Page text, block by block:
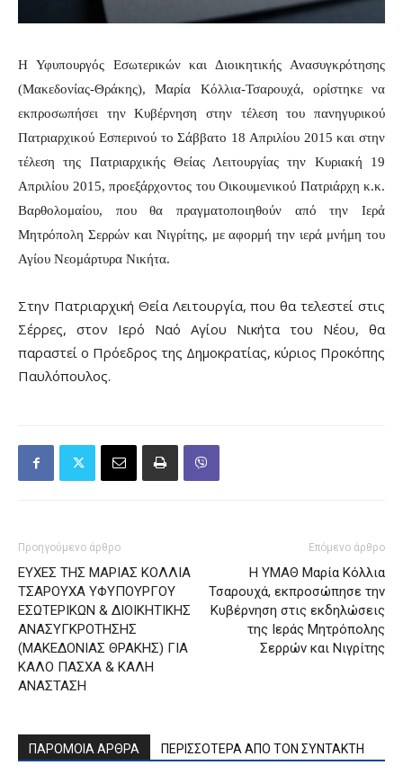
Η Υφυπουργός Εσωτερικών και Διοικητικής Ανασυγκρότησης
(Μακεδονίας-Θράκης), Μαρία Κόλλια-Τσαρουχά, ορίστηκε να
εκπροσωπήσει την Κυβέρνηση στην τέλεση του πανηγυρικού
Πατριαρχικού Εσπερινού το Σάββατο 18 Απριλίου 2015 και στην
τέλεση της Πατριαρχικής Θείας Λειτουργίας την Κυριακή 19
Απριλίου 2015, προεξάρχοντος του Οικουμενικού Πατριάρχη κ.κ.
Βαρθολομαίου, που θα πραγματοποιηθούν από την Ιερά
Μητρόπολη Σερρών και Νιγρίτης, με αφορμή την ιερά μνήμη του
Αγίου Νεομάρτυρα Νικήτα.
Στην Πατριαρχική Θεία Λειτουργία, που θα τελεστεί στις
Σέρρες, στον Ιερό Ναό Αγίου Νικήτα του Νέου, θα
παραστεί ο Πρόεδρος της Δημοκρατίας, κύριος Προκόπης
Παυλόπουλος.
Προηγούμενο άρθρο
ΕΥΧΕΣ ΤΗΣ ΜΑΡΙΑΣ ΚΟΛΛΙΑ
ΤΣΑΡΟΥΧΑ ΥΦΥΠΟΥΡΓΟΥ
ΕΣΩΤΕΡΙΚΩΝ & ΔΙΟΙΚΗΤΙΚΗΣ
ΑΝΑΣΥΓΚΡΟΤΗΣΗΣ
(ΜΑΚΕΔΟΝΙΑΣ ΘΡΑΚΗΣ) ΓΙΑ
ΚΑΛΟ ΠΑΣΧΑ & ΚΑΛΗ
ΑΝΑΣΤΑΣΗ
Επόμενο άρθρο
Η ΥΜΑΘ Μαρία Κόλλια
Τσαρουχά, εκπροσώπησε την
Κυβέρνηση στις εκδηλώσεις
της Ιεράς Μητρόπολης
Σερρών και Νιγρίτης
ΠΑΡΟΜΟΙΑ ΑΡΘΡΑ ΠΕΡΙΣΣΟΤΕΡΑ ΑΠΟ ΤΟΝ ΣΥΝΤΑΚΤΗ